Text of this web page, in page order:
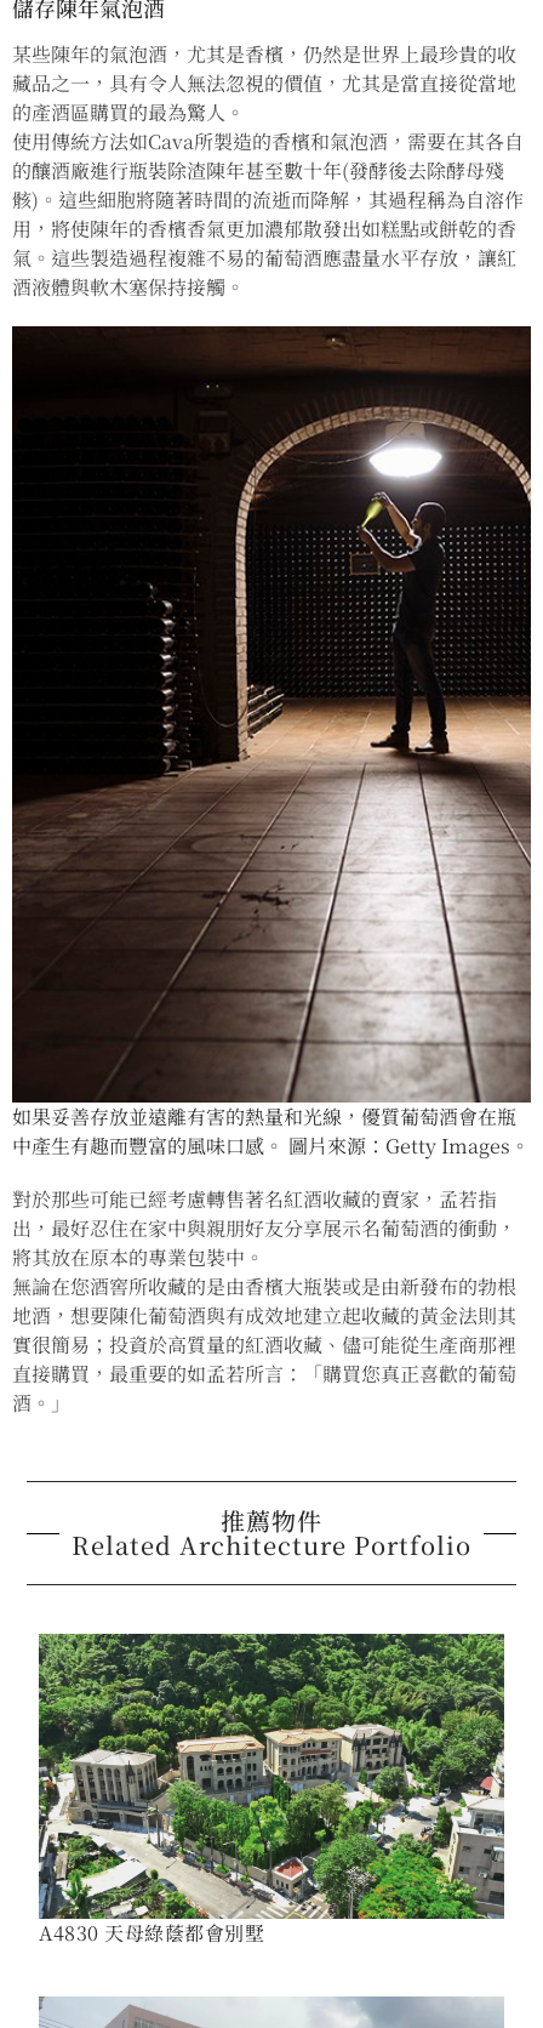
儲存陳年氣泡酒
某些陳年的氣泡酒，尤其是香檳，仍然是世界上最珍貴的收
藏品之一，具有令人無法忽視的價值，尤其是當直接從當地
的產酒區購買的最為驚人。
使用傳統方法如Cava所製造的香檳和氣泡酒，需要在其各自
的釀酒廠進行瓶裝除渣陳年甚至數十年(發酵後去除酵母殘
骸)。這些細胞將隨著時間的流逝而降解，其過程稱為自溶作
用，將使陳年的香檳香氣更加濃郁散發出如糕點或餅乾的香
氣。這些製造過程複雜不易的葡萄酒應盡量水平存放，讓紅
酒液體與軟木塞保持接觸。
如果妥善存放並遠離有害的熱量和光線，優質葡萄酒會在瓶
中產生有趣而豐富的風味口感。 圖片來源：Getty Images。
對於那些可能已經考慮轉售著名紅酒收藏的賣家，孟若指
出，最好忍住在家中與親朋好友分享展示名葡萄酒的衝動，
將其放在原本的專業包裝中。
無論在您酒窖所收藏的是由香檳大瓶裝或是由新發布的勃根
地酒，想要陳化葡萄酒與有成效地建立起收藏的黃金法則其
實很簡易；投資於高質量的紅酒收藏、儘可能從生產商那裡
直接購買，最重要的如孟若所言：「購買您真正喜歡的葡萄
酒。」
推薦物件
Related Architecture Portfolio
A4830 天母綠蔭都會別墅